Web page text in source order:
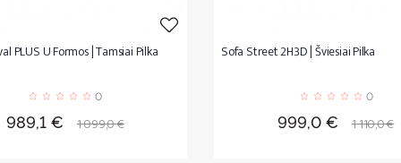
PLUS U Formos | Tamsiai Pilka
0
Kaina
989,1 €
Bazinė
1 099,0 €
Sofa Street 2H3D | Šviesiai Pilka
0
Kaina
999,0 €
Bazinė
1 110,0 €